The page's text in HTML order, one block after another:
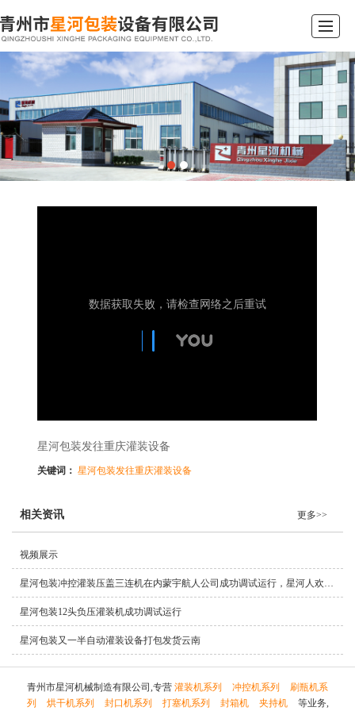
首页 新闻资讯 公司简介 企业文化 在线留言 联系我们
星河包装发往重庆灌装设备
关键词：星河包装发往重庆灌装设备
相关资讯 更多>>
视频展示
星河包装冲控灌装压盖三连机在内蒙宇航人公司成功调试运行，星河人欢迎您前来公司考察业务！
星河包装12头负压灌装机成功调试运行
星河包装又一半自动灌装设备打包发货云南
青州市星河机械制造有限公司,专营 灌装机系列 冲控机系列
刷瓶机系
列
烘干机系列 封口机系列 打塞机系列 封箱机 夹持机 等业务,